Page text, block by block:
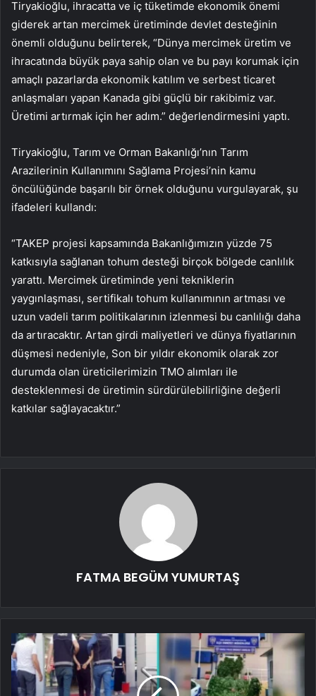
Tiryakioğlu, ihracatta ve iç tüketimde ekonomik önemi
giderek artan mercimek üretiminde devlet desteğinin
önemli olduğunu belirterek, “Dünya mercimek üretim ve
ihracatında büyük paya sahip olan ve bu payı korumak için
amaçlı pazarlarda ekonomik katılım ve serbest ticaret
anlaşmaları yapan Kanada gibi güçlü bir rakibimiz var.
Üretimi artırmak için her adım.” değerlendirmesini yaptı.
Tiryakioğlu, Tarım ve Orman Bakanlığı’nın Tarım
Arazilerinin Kullanımını Sağlama Projesi’nin kamu
öncülüğünde başarılı bir örnek olduğunu vurgulayarak, şu
ifadeleri kullandı:
“TAKEP projesi kapsamında Bakanlığımızın yüzde 75
katkısıyla sağlanan tohum desteği birçok bölgede canlılık
yarattı. Mercimek üretiminde yeni tekniklerin
yaygınlaşması, sertifikalı tohum kullanımının artması ve
uzun vadeli tarım politikalarının izlenmesi bu canlılığı daha
da artıracaktır. Artan girdi maliyetleri ve dünya fiyatlarının
düşmesi nedeniyle, Son bir yıldır ekonomik olarak zor
durumda olan üreticilerimizin TMO alımları ile
desteklenmesi de üretimin sürdürülebilirliğine değerli
katkılar sağlayacaktır.”
FATMA BEGÜM YUMURTAŞ